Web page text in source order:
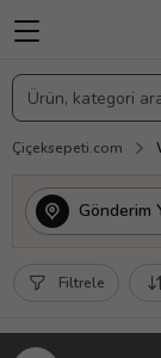
Çiçeksepeti.com
Filtrele